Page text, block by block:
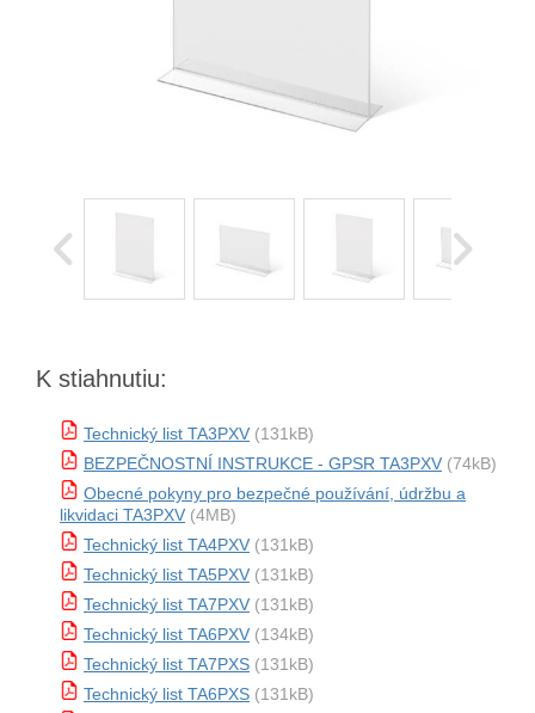
K stiahnutiu:
Technický list TA3PXV (131kB)
BEZPEČNOSTNÍ INSTRUKCE - GPSR TA3PXV (74kB)
Obecné pokyny pro bezpečné používání, údržbu a
likvidaci TA3PXV (4MB)
Technický list TA4PXV (131kB)
Technický list TA5PXV (131kB)
Technický list TA7PXV (131kB)
Technický list TA6PXV (134kB)
Technický list TA7PXS (131kB)
Technický list TA6PXS (131kB)